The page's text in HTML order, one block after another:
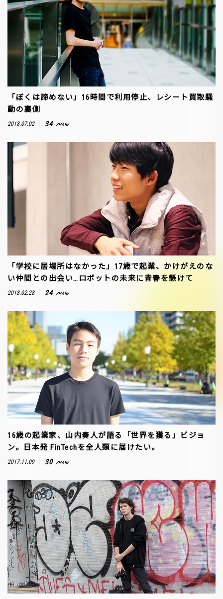
「ぼくは諦めない」16時間で利用停止、レシート買取騒
動の裏側
2018.07.02 34 SHARE
「学校に居場所はなかった」17歳で起業、かけがえのな
い仲間との出会い…ロボットの未来に青春を懸けて
2018.02.28 24 SHARE
16歳の起業家、山内奏人が語る「世界を獲る」ビジョ
ン。日本発 FinTechを全人類に届けたい。
2017.11.09 30 SHARE